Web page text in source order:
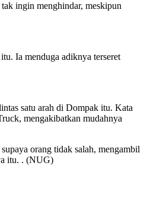
ingin menghindar, meskipun
Ia menduga adiknya terseret
satu arah di Dompak itu. Kata
mengakibatkan mudahnya
orang tidak salah, mengambil
itu. . (NUG)